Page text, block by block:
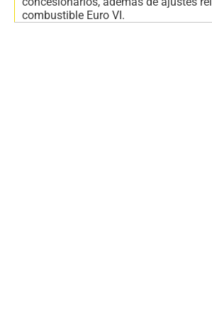
combustible Euro VI.